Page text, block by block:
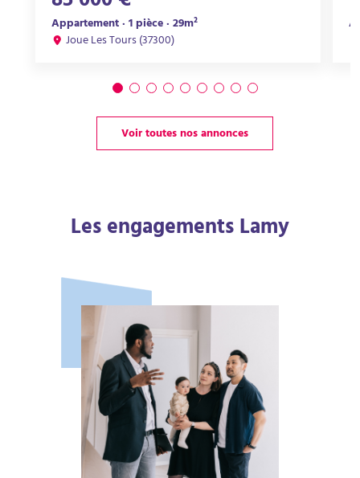
Appartement · 1 pièce · 29m²
Joue Les Tours (37300)
Voir toutes nos annonces
Les engagements Lamy